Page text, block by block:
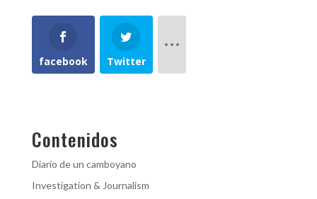
facebook Twitter
Contenidos
Diario de un camboyano
Investigation & Journalism